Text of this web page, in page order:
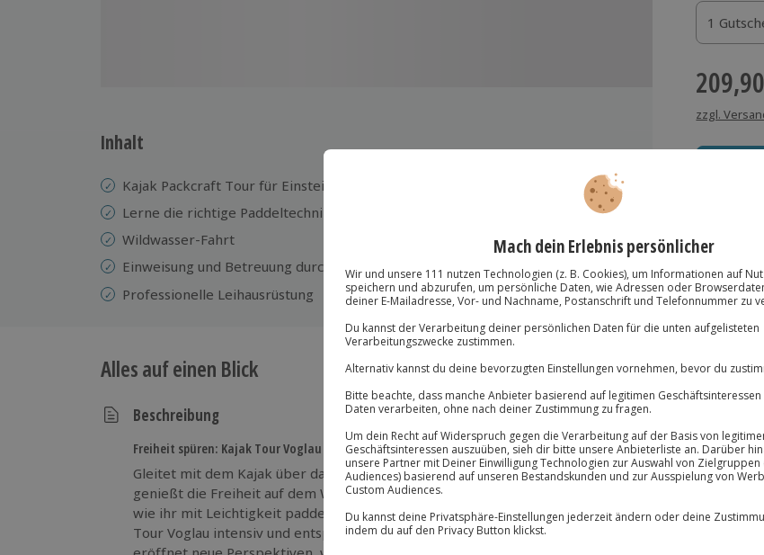
1 Gutschein
1
1
zzgl.
Immer
Große
Volle
10
Inhalt
Kajak Packcraft Tour für Einsteiger auf der Lammer
Lerne die richtige Paddeltechnik
Wildwasser-Fahrt
Einweisung und Betreuung durch einen erfahrenen Guide
Professionelle Leihausrüstung
Alles auf einen Blick
Beschreibung
Freiheit spüren: Kajak Tour Voglau genießen
Gleitet mit dem Kajak über das glitzernde Wasser des Neusiedler Sees und
genießt die Freiheit auf dem Wasser. Ein Guide begleitet euch und zeigt,
wie ihr mit Leichtigkeit paddelt. In der kleinen Gruppe fühlt sich die Kajak
Tour Voglau intensiv und entspannt zugleich an. Die Weite des Sees